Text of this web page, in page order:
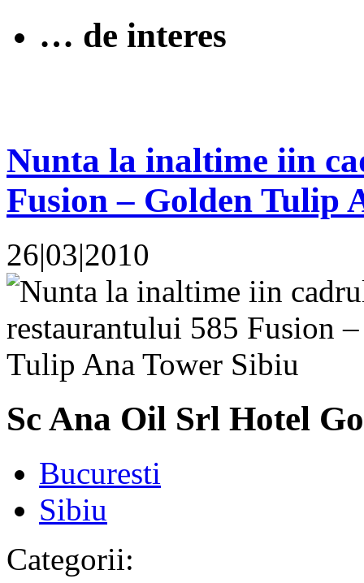
… de interes
Nunta la inaltime iin
Fusion – Golden Tulip
26|03|2010
Sc Ana Oil Srl Hotel
Bucuresti
Sibiu
Categorii: